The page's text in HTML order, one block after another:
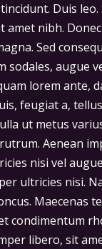
Duis
amet nibh.
Sed
sodales, augue
lorem ante,
feugiat a,
ut metus
Aenean
nisi vel
ultricies nisi.
Maecenas
condimentum
libero, sit